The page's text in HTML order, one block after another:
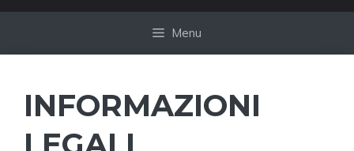
Menu
INFORMAZIONI